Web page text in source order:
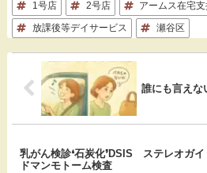
e
b
o
o
k
n
a
k
e
e
1号店 2号店
アームス在宅
放課後等デイサービス
瀬谷区
誰にも言えな
乳がん検診❛石炭化❜DSIS ステレオガイ
ドマンモトーム検査